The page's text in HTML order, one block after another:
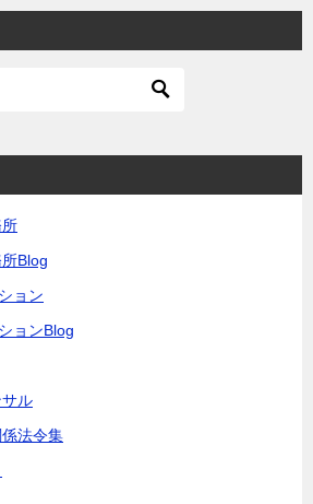
Blog
ョン
ョンBlog
ル
法令集